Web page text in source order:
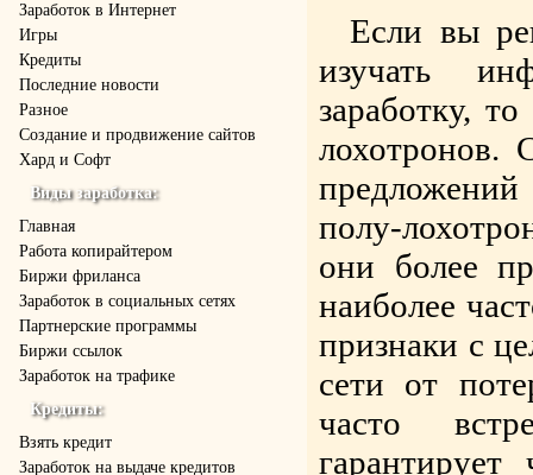
Заработок в Интернет
Игры
Кредиты
Последние новости
Разное
Создание и продвижение сайтов
Хард и Софт
Виды заработка:
Главная
Работа копирайтером
Биржи фриланса
Заработок в социальных сетях
Партнерские программы
Биржи ссылок
Заработок на трафике
Кредиты:
Взять кредит
Заработок на выдаче кредитов
Если вы
изучать
заработку,
лохотронов.
полу-
они более
наиболее
признаки с
сети от
часто